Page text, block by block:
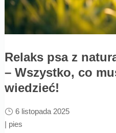
Relaks psa z
– Wszystko, co
wiedzieć!
6 listopada 2025
| pies